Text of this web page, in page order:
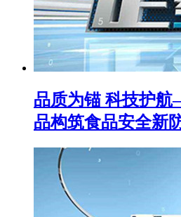
品质为锚 科技护
品构筑食品安全新